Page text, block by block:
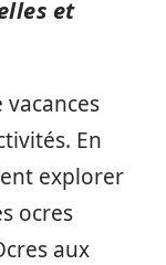
et
En
explorer
ocres
aux